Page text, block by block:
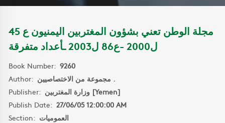
مجلة الوطن تعني بشؤون المغتربين اليمنيون ع 45
ل2000 -ع86 ل2003 ـأعداد متفرقة
Book Number: 9260
Author:
مجموعة من الاختصاصيين .
Publisher:
وزارة المغتربين [Yemen]
Publish Date: 27/06/05 12:00:00 AM
Section: العموميات